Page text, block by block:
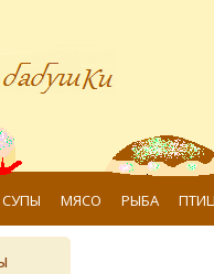
СУПЫ МЯСО РЫБА